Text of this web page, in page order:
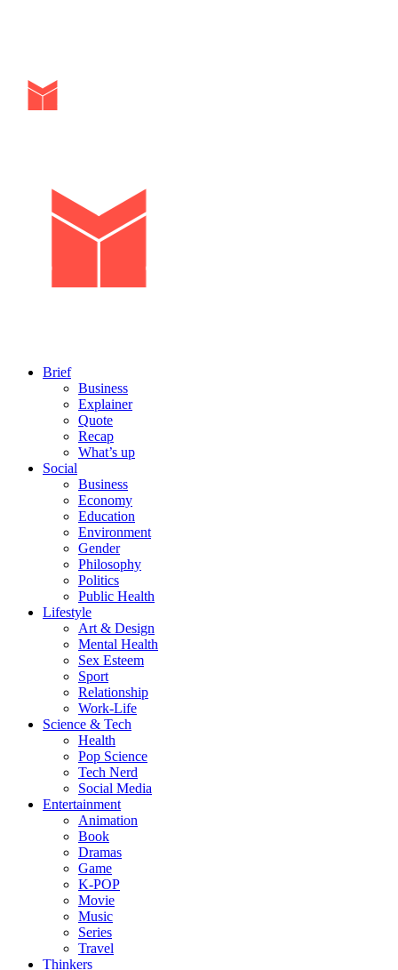
Brief
Business
Explainer
Quote
Recap
What’s up
Social
Business
Economy
Education
Environment
Gender
Philosophy
Politics
Public Health
Lifestyle
Art & Design
Mental Health
Sex Esteem
Sport
Relationship
Work-Life
Science & Tech
Health
Pop Science
Tech Nerd
Social Media
Entertainment
Animation
Book
Dramas
Game
K-POP
Movie
Music
Series
Travel
Thinkers